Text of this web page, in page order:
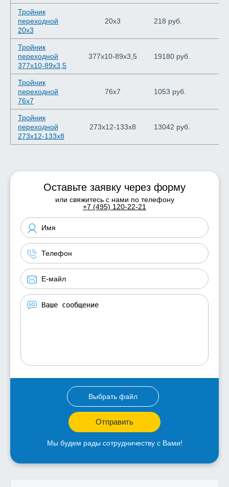
Тройник
переходной
20х3
20х3 218 руб.
Тройник
переходной
377х10-89х3,5
377х10-89х3,5 19180 руб.
Тройник
переходной
76х7
76х7 1053 руб.
Тройник
переходной
273х12-133х8
273х12-133х8 13042 руб.
Оставьте заявку через форму
или свяжитесь с нами по телефону
+7 (495) 120-22-21
Выбрать файл
Отправить
Мы будем рады сотрудничеству с Вами!